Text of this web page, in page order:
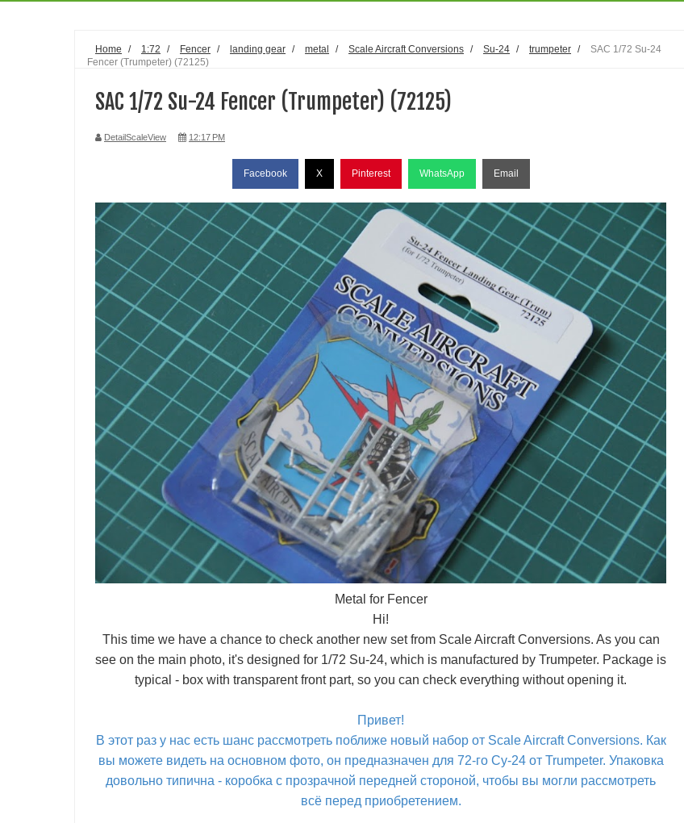
Home / 1:72 / Fencer / landing gear / metal / Scale Aircraft Conversions / Su-24 / trumpeter /
SAC 1/72 Su-24
Fencer (Trumpeter) (72125)
SAC 1/72 Su-24 Fencer (Trumpeter) (72125)
DetailScaleView 12:17 PM
Facebook X Pinterest WhatsApp Email
Metal for Fencer
Hi!
This time we have a chance to check another new set from Scale Aircraft Conversions. As you can
see on the main photo, it's designed for 1/72 Su-24, which is manufactured by Trumpeter. Package is
typical - box with transparent front part, so you can check everything without opening it.
Привет!
В этот раз у нас есть шанс рассмотреть поближе новый набор от Scale Aircraft Conversions. Как
вы можете видеть на основном фото, он предназначен для 72-го Су-24 от Trumpeter. Упаковка
довольно типична - коробка с прозрачной передней стороной, чтобы вы могли рассмотреть
всё перед приобретением.